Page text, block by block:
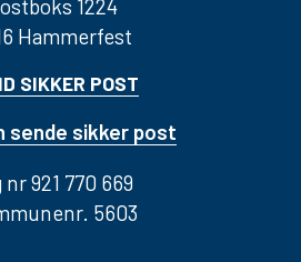
1224
Hammerfest
SIKKER POST
sende sikker post
nr 921 770 669
5603